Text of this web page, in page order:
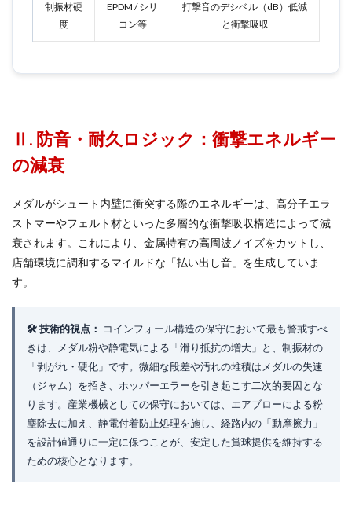
制振材硬
度
EPDM / シリ
コン等
打撃音のデシベル（dB）低減
と衝撃吸収
Ⅱ. 防音・耐久ロジック：衝撃エネルギー
の減衰
メダルがシュート内壁に衝突する際のエネルギーは、高分子エラ
ストマーやフェルト材といった多層的な衝撃吸収構造によって減
衰されます。これにより、金属特有の高周波ノイズをカットし、
店舗環境に調和するマイルドな「払い出し音」を生成していま
す。
🛠️ 技術的視点：
コインフォール構造の保守において最も警戒すべ
きは、メダル粉や静電気による「滑り抵抗の増大」と、制振材の
「剥がれ・硬化」です。微細な段差や汚れの堆積はメダルの失速
（ジャム）を招き、ホッパーエラーを引き起こす二次的要因とな
ります。産業機械としての保守においては、エアブローによる粉
塵除去に加え、静電付着防止処理を施し、経路内の「動摩擦力」
を設計値通りに一定に保つことが、安定した賞球提供を維持する
ための核心となります。